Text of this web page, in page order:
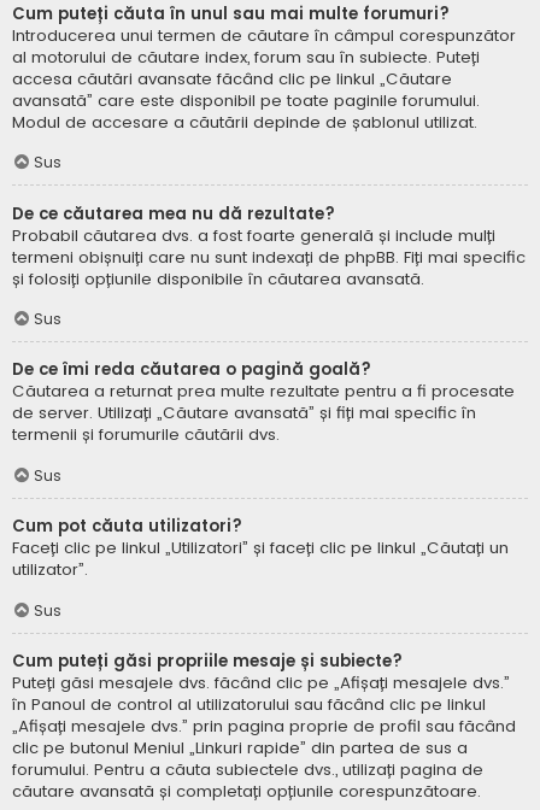
Cum puteți căuta în unul sau mai multe forumuri?
Introducerea unui termen de căutare în câmpul corespunzător
al motorului de căutare index, forum sau în subiecte. Puteți
accesa căutări avansate făcând clic pe linkul „Căutare
avansată” care este disponibil pe toate paginile forumului.
Modul de accesare a căutării depinde de șablonul utilizat.
Sus
De ce căutarea mea nu dă rezultate?
Probabil căutarea dvs. a fost foarte generală și include mulți
termeni obișnuiți care nu sunt indexați de phpBB. Fiți mai specific
și folosiți opțiunile disponibile în căutarea avansată.
Sus
De ce îmi reda căutarea o pagină goală?
Căutarea a returnat prea multe rezultate pentru a fi procesate
de server. Utilizați „Căutare avansată” și fiți mai specific în
termenii și forumurile căutării dvs.
Sus
Cum pot căuta utilizatori?
Faceți clic pe linkul „Utilizatori” și faceți clic pe linkul „Căutați un
utilizator”.
Sus
Cum puteți găsi propriile mesaje și subiecte?
Puteți găsi mesajele dvs. făcând clic pe „Afișați mesajele dvs.”
în Panoul de control al utilizatorului sau făcând clic pe linkul
„Afișați mesajele dvs.” prin pagina proprie de profil sau făcând
clic pe butonul Meniul „Linkuri rapide” din partea de sus a
forumului. Pentru a căuta subiectele dvs., utilizați pagina de
căutare avansată și completați opțiunile corespunzătoare.